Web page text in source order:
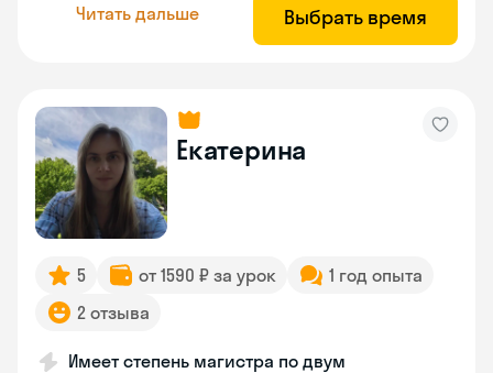
Читать дальше Выбрать время
Екатерина
5 от 1590 ₽ за урок
1 год опыта
2 отзыва
Имеет степень магистра по двум